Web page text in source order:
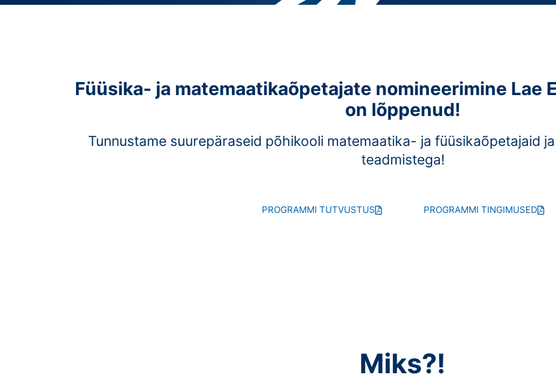
Füüsika- ja matemaatikaõpetajate nomineerimine Lae
on lõppenud!
Tunnustame suurepäraseid põhikooli matemaatika- ja füüsikaõpetajaid
teadmistega!
PROGRAMMI TUTVUSTUS PROGRAMMI TINGIMUSED
Miks?!